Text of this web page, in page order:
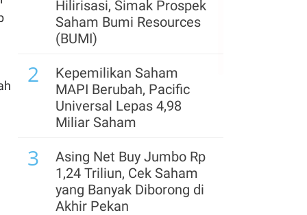
Hilirisasi, Simak Prospek
Saham Bumi Resources
(BUMI)
2
Kepemilikan Saham
MAPI Berubah, Pacific
Universal Lepas 4,98
Miliar Saham
3
Asing Net Buy Jumbo Rp
1,24 Triliun, Cek Saham
yang Banyak Diborong di
Akhir Pekan